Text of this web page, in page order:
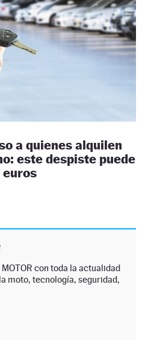
a quienes alquilen
este despiste puede
con toda la actualidad
moto, tecnología, seguridad,